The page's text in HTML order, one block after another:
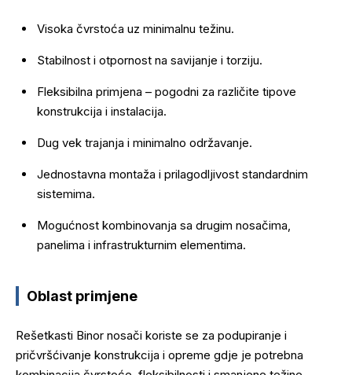
Visoka čvrstoća uz minimalnu težinu.
Stabilnost i otpornost na savijanje i torziju.
Fleksibilna primjena – pogodni za različite tipove
konstrukcija i instalacija.
Dug vek trajanja i minimalno održavanje.
Jednostavna montaža i prilagodljivost standardnim
sistemima.
Mogućnost kombinovanja sa drugim nosačima,
panelima i infrastrukturnim elementima.
Oblast primjene
Rešetkasti Binor nosači koriste se za podupiranje i
pričvršćivanje konstrukcija i opreme gdje je potrebna